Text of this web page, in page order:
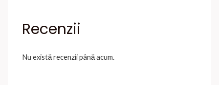
Recenzii
Nu există recenzii până acum.